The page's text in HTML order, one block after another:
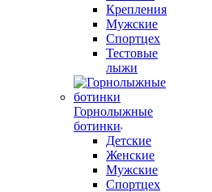
Крепления
Мужские
Спортцех
Тестовые
лыжи
Горнолыжные
ботинки
Детские
Женские
Мужские
Спортцех